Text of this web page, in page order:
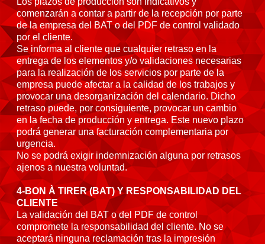
comenzarán a contar a partir de la recepción por parte
de la empresa del BAT o del PDF de control validado
por el cliente.
Se informa al cliente que cualquier retraso en la
entrega de los elementos y/o validaciones necesarias
para la realización de los servicios por parte de la
empresa puede afectar a la calidad de los trabajos y
provocar una desorganización del calendario. Dicho
retraso puede, por consiguiente, provocar un cambio
en la fecha de producción y entrega. Este nuevo plazo
podrá generar una facturación complementaria por
urgencia.
No se podrá exigir indemnización alguna por retrasos
ajenos a nuestra voluntad.
4-BON À TIRER (BAT) Y RESPONSABILIDAD DEL
CLIENTE
La validación del BAT o del PDF de control
compromete la responsabilidad del cliente. No se
aceptará ninguna reclamación tras la impresión